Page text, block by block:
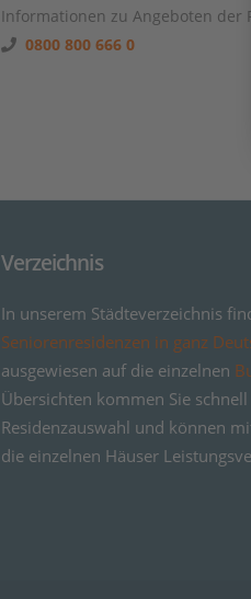
Informationen zu Angeboten der
0800 800 666 0
Verzeichnis
In unserem Städteverzeichnis
Seniorenresidenzen in ganz
ausgewiesen auf die einzelnen
Übersichten kommen Sie
Residenzauswahl und können
die einzelnen Häuser